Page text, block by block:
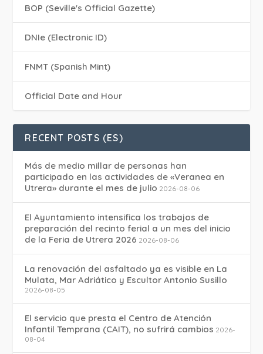
BOP (Seville's Official Gazette)
DNIe (Electronic ID)
FNMT (Spanish Mint)
Official Date and Hour
RECENT POSTS (ES)
Más de medio millar de personas han
participado en las actividades de «Veranea en
Utrera» durante el mes de julio 2026-08-06
El Ayuntamiento intensifica los trabajos de
preparación del recinto ferial a un mes del inicio
de la Feria de Utrera 2026 2026-08-06
La renovación del asfaltado ya es visible en La
Mulata, Mar Adriático y Escultor Antonio Susillo
2026-08-05
El servicio que presta el Centro de Atención
Infantil Temprana (CAIT), no sufrirá cambios 2026-
08-04